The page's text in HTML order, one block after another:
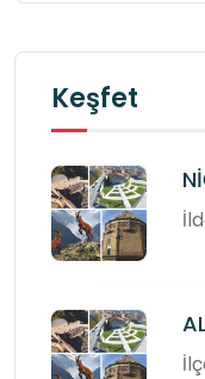
Keşfet